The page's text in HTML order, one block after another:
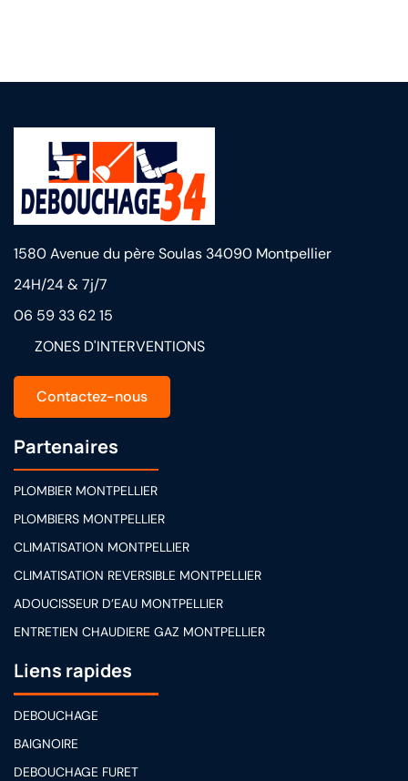
1580 Avenue du père Soulas 34090 Montpellier
24H/24 & 7j/7
06 59 33 62 15
ZONES D'INTERVENTIONS
Contactez-nous
Partenaires
PLOMBIER MONTPELLIER
PLOMBIERS MONTPELLIER
CLIMATISATION MONTPELLIER
CLIMATISATION REVERSIBLE MONTPELLIER
ADOUCISSEUR D’EAU MONTPELLIER
ENTRETIEN CHAUDIERE GAZ MONTPELLIER
Liens rapides
DEBOUCHAGE
BAIGNOIRE
DEBOUCHAGE FURET